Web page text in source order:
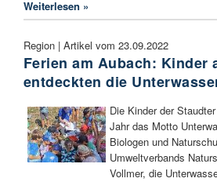
Weiterlesen »
Region | Artikel vom 23.09.2022
Ferien am Aubach: Kinder
entdeckten die
Die Kinder der
Jahr das Motto
Biologen und
Umweltverbands
Vollmer, die